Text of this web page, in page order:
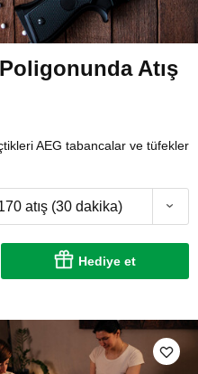
Atış
AEG tabancalar ve tüfekler
atış (30 dakika)
Hediye et